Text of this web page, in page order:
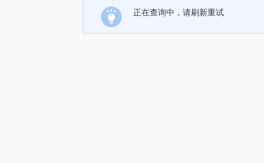
正在查询中，请刷新重试